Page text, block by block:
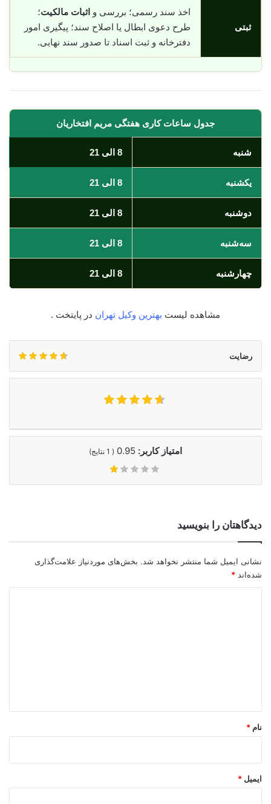
ثبتی
اخذ سند رسمی؛ بررسی و اثبات مالکیت؛
طرح دعوی ابطال یا اصلاح سند؛ پیگیری امور
دفترخانه و ثبت اسناد تا صدور سند نهایی.
جدول ساعات کاری هفتگی مریم افتخاریان
شنبه 8 الی 21
یکشنبه 8 الی 21
دوشنبه 8 الی 21
سه‌شنبه 8 الی 21
چهارشنبه 8 الی 21
مشاهده لیست بهترین وکیل تهران در پایتخت .
رضایت
امتیاز کاربر: 0.95
(
1 نتایج)
دیدگاهتان را بنویسید
نشانی ایمیل شما منتشر نخواهد شد. بخش‌های موردنیاز علامت‌گذاری
شده‌اند *
نام *
ایمیل *